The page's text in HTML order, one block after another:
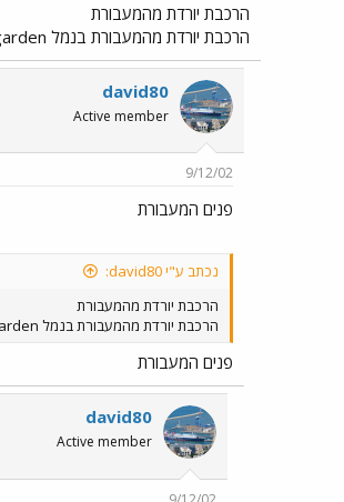
הרכבת יורדת מהמעבורת
הרכבת יורדת מהמעבורת בנמל Puttgarden שבגרמניה.
david80
Active member
9/12/02
פנים המעבורת
נכתב ע"י david80:
הרכבת יורדת מהמעבורת
הרכבת יורדת מהמעבורת בנמל Puttgarden שבגרמניה.
פנים המעבורת
david80
Active member